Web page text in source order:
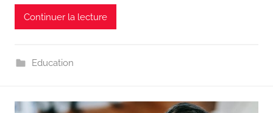
Continuer la lecture
Education